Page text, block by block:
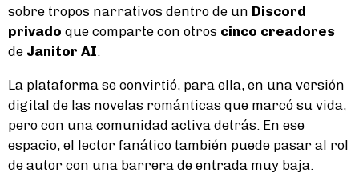
sobre tropos narrativos dentro de un Discord
privado que comparte con otros cinco creadores
de Janitor AI
La plataforma se convirtió, para ella, en una versión
digital de las novelas románticas que marcó su vida,
pero con una comunidad activa detrás. En ese
espacio, el lector fanático también puede pasar al rol
de autor con una barrera de entrada muy baja.